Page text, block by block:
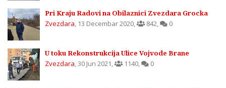
Pri Kraju Radovi na Obilaznici Zvezdara Grocka
Zvezdara, 13 Decembar 2020, 842, 0
U toku Rekonstrukcija Ulice Vojvode Brane
Zvezdara,30 Jun 2021, 1140, 0